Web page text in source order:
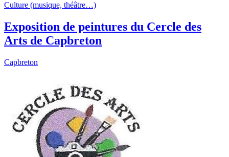
Culture (musique, théâtre…)
Exposition de peintures du Cercle des
Arts de Capbreton
Capbreton